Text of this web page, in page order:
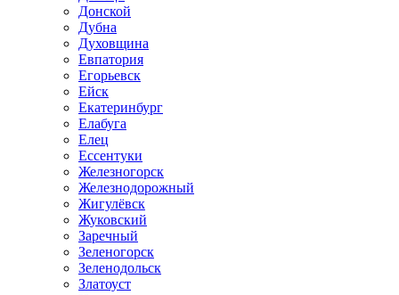
Донской
Дубна
Духовщина
Евпатория
Егорьевск
Ейск
Екатеринбург
Елабуга
Елец
Ессентуки
Железногорск
Железнодорожный
Жигулёвск
Жуковский
Заречный
Зеленогорск
Зеленодольск
Златоуст